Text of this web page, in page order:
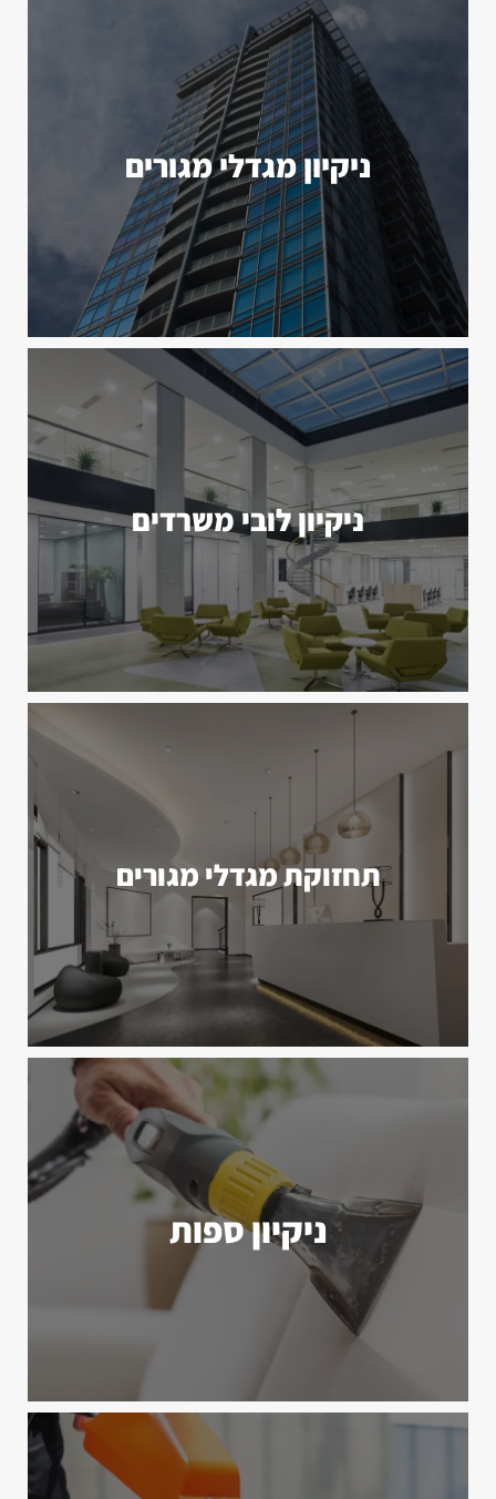
ניקיון מגדלי מגורים
ניקיון לובי משרדים
תחזוקת מגדלי מגורים
ניקיון ספות